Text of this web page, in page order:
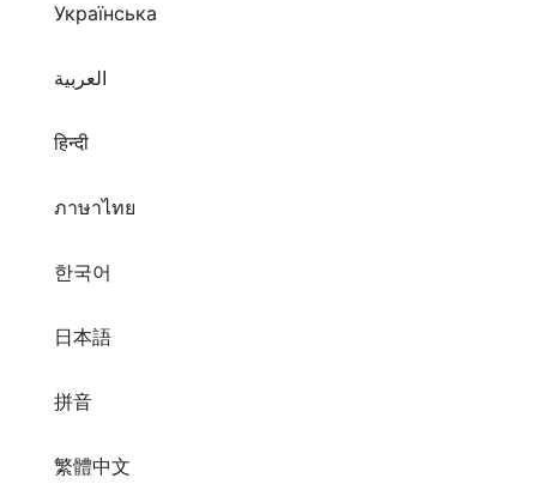
Українська
العربية
हिन्दी
ภาษาไทย
한국어
日本語
拼音
繁體中文